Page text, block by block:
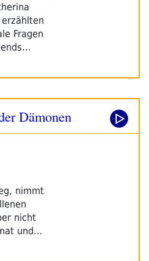
Fragen
Dämonen
nimmt
nicht
und…